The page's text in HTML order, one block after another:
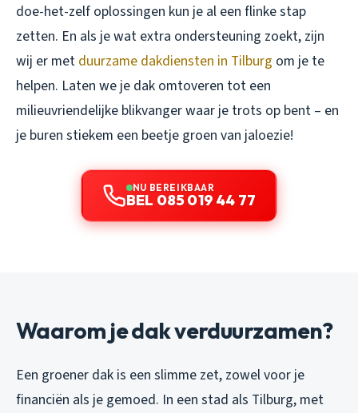
doe-het-zelf oplossingen kun je al een flinke stap
zetten. En als je wat extra ondersteuning zoekt, zijn
wij er met duurzame dakdiensten in Tilburg om je te
helpen. Laten we je dak omtoveren tot een
milieuvriendelijke blikvanger waar je trots op bent – en
je buren stiekem een beetje groen van jaloezie!
NU BEREIKBAAR
BEL 085 019 44 77
Waarom je dak verduurzamen?
Een groener dak is een slimme zet, zowel voor je
financiën als je gemoed. In een stad als Tilburg, met